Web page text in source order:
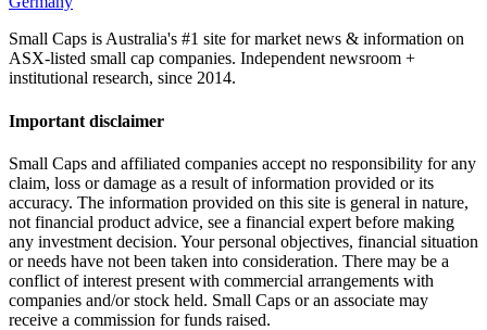
Small Caps is Australia's #1 site for market news & information on
ASX-listed small cap companies. Independent newsroom +
institutional research, since 2014.
Important disclaimer
Small Caps and affiliated companies accept no responsibility for any
claim, loss or damage as a result of information provided or its
accuracy. The information provided on this site is general in nature,
not financial product advice, see a financial expert before making
any investment decision. Your personal objectives, financial situation
or needs have not been taken into consideration. There may be a
conflict of interest present with commercial arrangements with
companies and/or stock held. Small Caps or an associate may
receive a commission for funds raised.